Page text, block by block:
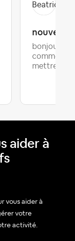
nouvelle
bonjour je
comment
mettre...
aider à
vous aider à
votre
activité.